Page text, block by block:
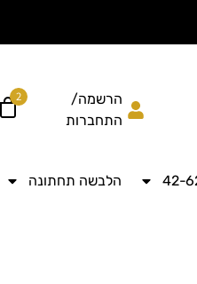
הרשמה/
התחברות
2
הלבשה תחתונה